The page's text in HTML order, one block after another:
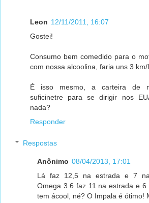
Leon 12/11/2011, 16:07
Gostei!
Consumo bem comedido para o
com nossa alcoolina, faria uns 3
É isso mesmo, a carteira de
suficinetre para se dirigir nos
nada?
Responder
Respostas
Anônimo 08/04/2013, 17:01
Lá faz 12,5 na estrada e 7
Omega 3.6 faz 11 na estrada e
tem ácool, né? O Impala é ótimo!